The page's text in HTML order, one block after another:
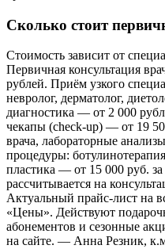
Сколько стоит
Стоимость зависит от
Первичная консультация
рублей. Приём узкого
невролог, дерматолог,
диагностика — от 2 000
чекапы (check-up) — от 19
врача, лабораторные
процедуры:
пластика — от 15 000 руб.
рассчитывается на
Актуальный прайс-лист на
«Цены». Действуют
абонементов и сезонные
на сайте. — Анна Резник,